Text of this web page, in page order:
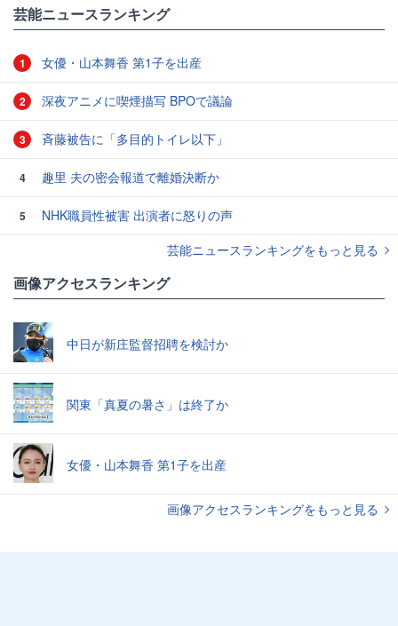
芸能ニュースランキング
1 女優・山本舞香 第1子を出産
2 深夜アニメに喫煙描写 BPOで議論
3 斉藤被告に「多目的トイレ以下」
4 趣里 夫の密会報道で離婚決断か
5
NHK職員性被害 出演者に怒りの声
芸能ニュースランキングをもっと見る
画像アクセスランキング
中日が新庄監督招聘を検討か
関東「真夏の暑さ」は終了か
女優・山本舞香 第1子を出産
画像アクセスランキングをもっと見る